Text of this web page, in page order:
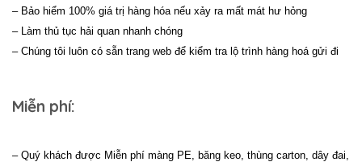
– Bảo hiểm 100% giá trị hàng hóa nếu xảy ra mất mát hư hỏng
– Làm thủ tục hải quan nhanh chóng
– Chúng tôi luôn có sẵn trang web để kiểm tra lộ trình hàng hoá gửi đi
Miễn phí:
– Quý khách được Miễn phí màng PE, băng keo, thùng carton, dây đai,